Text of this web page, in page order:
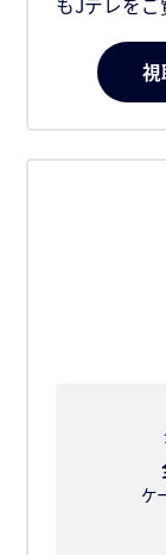
もJテレをご
視
ケ